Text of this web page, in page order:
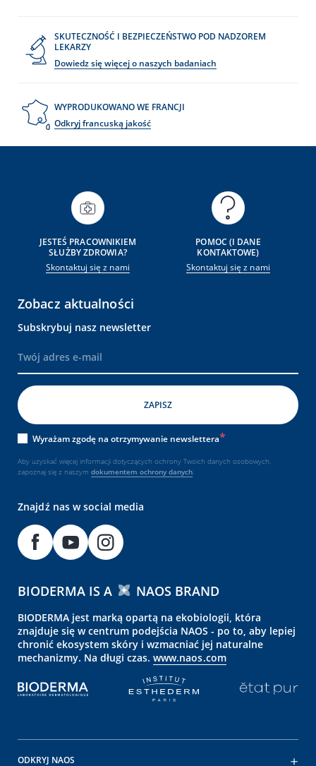
SKUTECZNOŚĆ I BEZPIECZEŃSTWO POD NADZOREM
LEKARZY
Dowiedz się więcej o naszych badaniach
WYPRODUKOWANO WE FRANCJI
Odkryj francuską jakość
JESTEŚ PRACOWNIKIEM
SŁUŻBY ZDROWIA?
Skontaktuj się z nami
POMOC (I DANE
KONTAKTOWE)
Skontaktuj się z nami
Zobacz aktualności
Subskrybuj nasz newsletter
Wyrażam zgodę na otrzymywanie newslettera
Aby uzyskać więcej informacji dotyczących ochrony Twoich danych osobowych,
zapoznaj się z naszym dokumentem ochrony danych.
Znajdź nas w social media
BIODERMA IS A NAOS BRAND
BIODERMA jest marką opartą na ekobiologii, która
znajduje się w centrum podejścia NAOS - po to, aby lepiej
chronić ekosystem skóry i wzmacniać jej naturalne
mechanizmy. Na długi czas. www.naos.com
ODKRYJ NAOS